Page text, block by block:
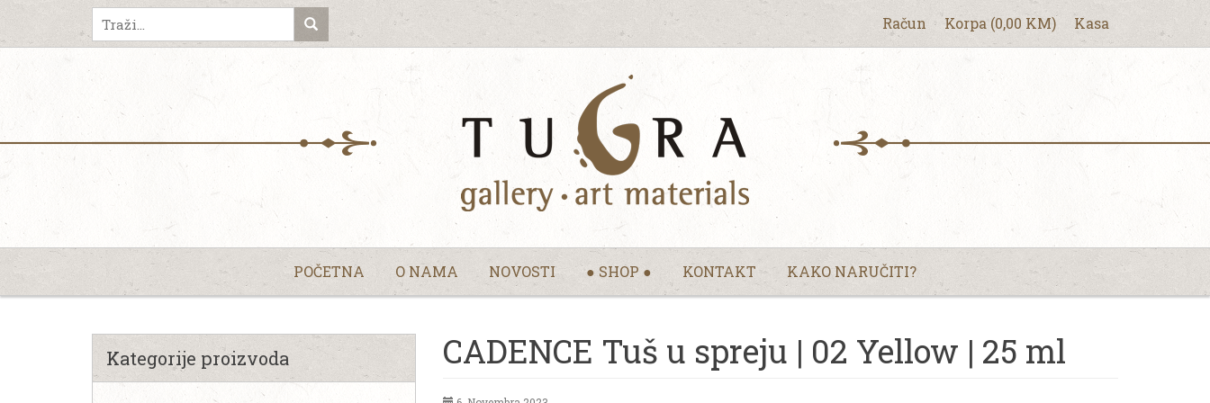
Račun Korpa (0,00 KM) Kasa
POČETNA O NAMA NOVOSTI ● SHOP ● KONTAKT KAKO NARUČITI?
CADENCE Tuš u spreju | 02 Yellow | 25 ml
Kategorije proizvoda